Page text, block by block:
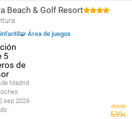
Beach & Golf Resort
Área de juegos
Madrid
sep 2026
desde
539€